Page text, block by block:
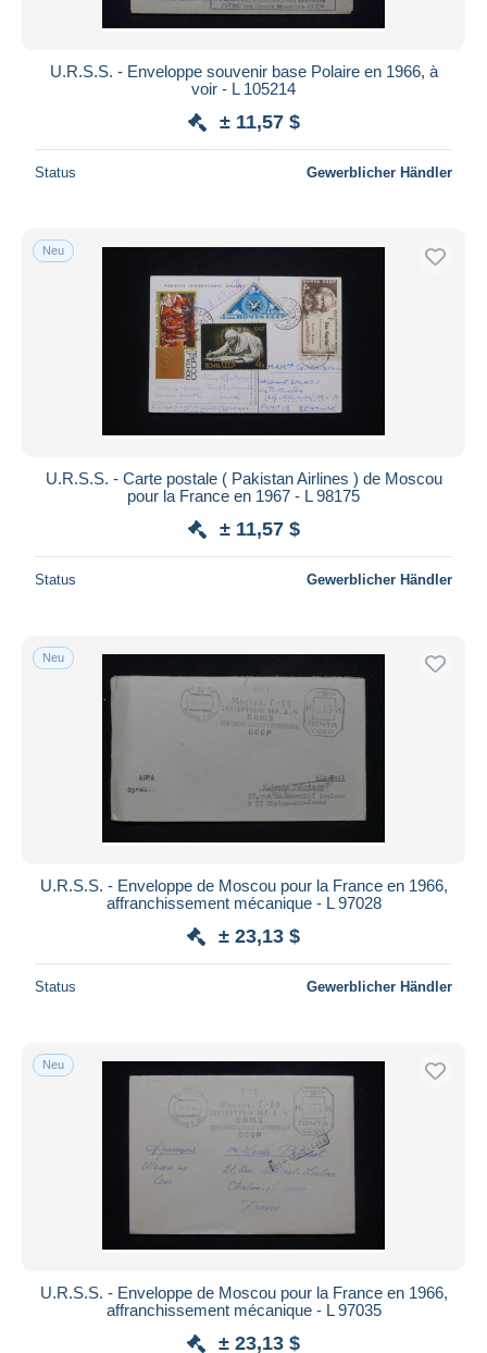
U.R.S.S. - Enveloppe souvenir base Polaire en 1966, à
voir - L 105214
± 11,57 $
Status Gewerblicher Händler
Neu
U.R.S.S. - Carte postale ( Pakistan Airlines ) de Moscou
pour la France en 1967 - L 98175
± 11,57 $
Status Gewerblicher Händler
Neu
U.R.S.S. - Enveloppe de Moscou pour la France en 1966,
affranchissement mécanique - L 97028
± 23,13 $
Status Gewerblicher Händler
Neu
U.R.S.S. - Enveloppe de Moscou pour la France en 1966,
affranchissement mécanique - L 97035
± 23,13 $